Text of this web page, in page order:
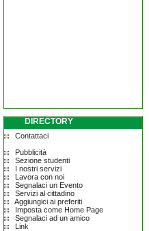
DIRECTORY
Contattaci
Pubblicità
Sezione studenti
I nostri servizi
Lavora con noi
Segnalaci un Evento
Servizi al cittadino
Aggiungici ai preferiti
Imposta come Home Page
Segnalaci ad un amico
Link